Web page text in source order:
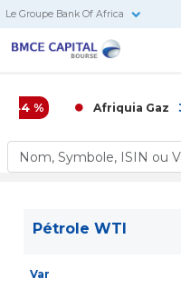
Le Groupe Bank Of Africa
% Afriquia Gaz 3
Pétrole WTI
Var